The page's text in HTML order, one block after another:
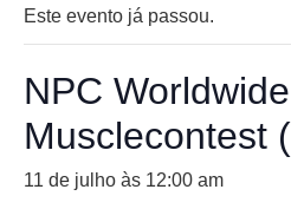
Este evento já passou.
NPC Worldwide
Musclecontest
11 de julho às 12:00 am